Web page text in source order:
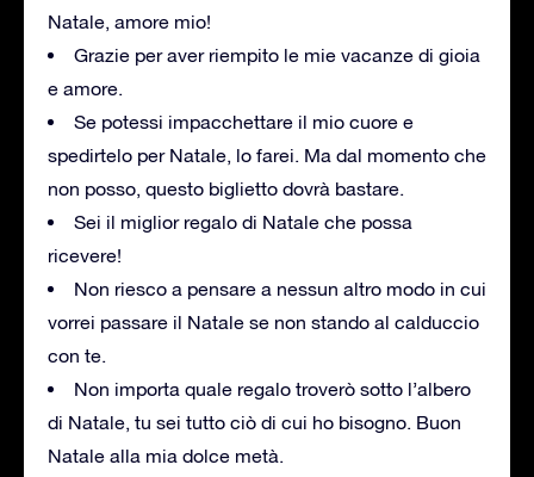
Natale, amore mio!
Grazie per aver riempito le mie vacanze di gioia
e amore.
Se potessi impacchettare il mio cuore e
spedirtelo per Natale, lo farei. Ma dal momento che
non posso, questo biglietto dovrà bastare.
Sei il miglior regalo di Natale che possa
ricevere!
Non riesco a pensare a nessun altro modo in cui
vorrei passare il Natale se non stando al calduccio
con te.
Non importa quale regalo troverò sotto l’albero
di Natale, tu sei tutto ciò di cui ho bisogno. Buon
Natale alla mia dolce metà.